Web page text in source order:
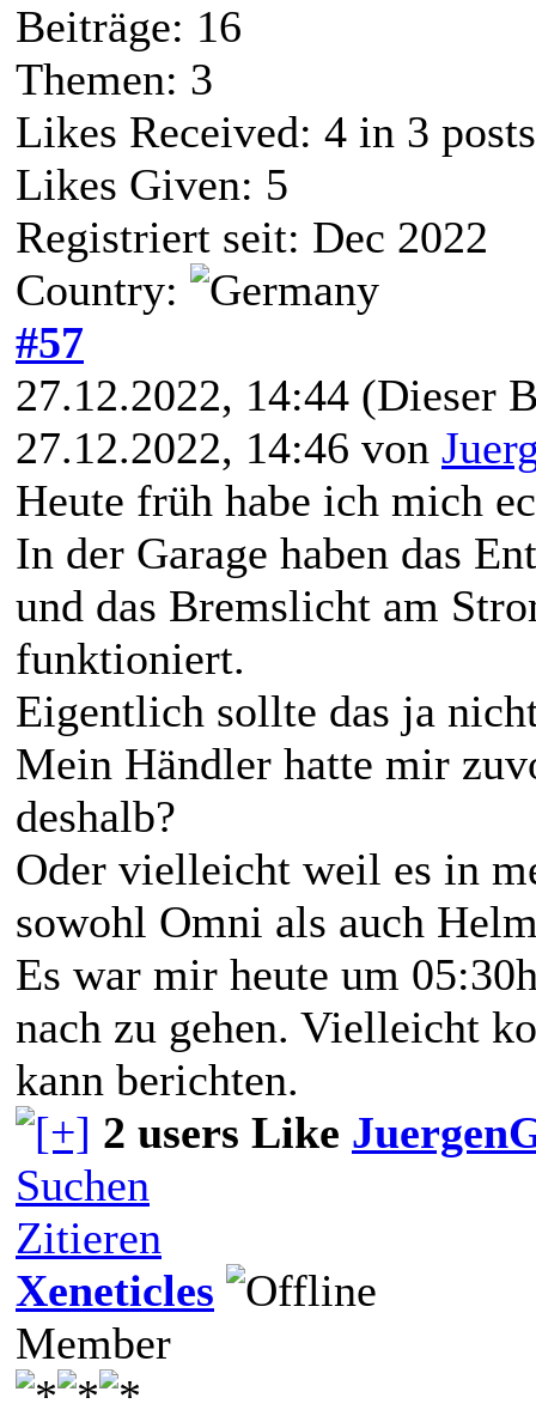
Beiträge: 16
Themen: 3
Likes Received: 4 in 3 posts
Likes Given: 5
Registriert seit: Dec 2022
Country:
#57
27.12.2022, 14:44 (Dieser
27.12.2022, 14:46 von
Heute früh habe ich mich
In der Garage haben das
und das Bremslicht am
funktioniert.
Eigentlich sollte das ja
Mein Händler hatte mir
deshalb?
Oder vielleicht weil es in
sowohl Omni als auch
Es war mir heute um
nach zu gehen. Vielleicht
kann berichten.
2 users Like
Suchen
Zitieren
Xeneticles
Member